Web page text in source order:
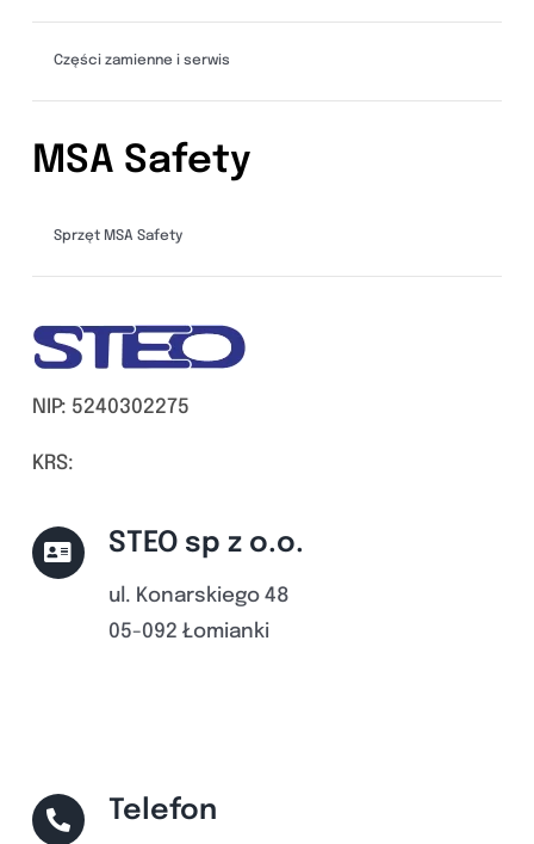
Części zamienne i serwis
MSA Safety
Sprzęt MSA Safety
NIP: 5240302275
KRS:
STEO sp z o.o.
ul. Konarskiego 48
05-092 Łomianki
Telefon